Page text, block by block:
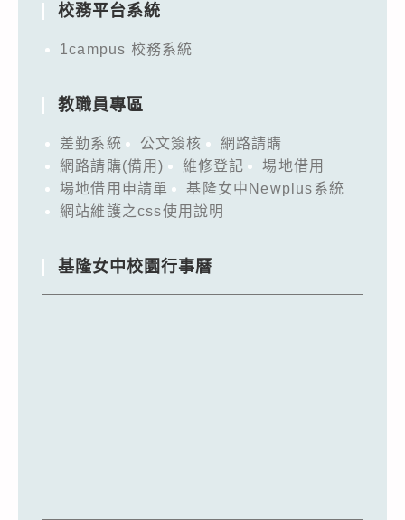
校務平台系統
1campus 校務系統
教職員專區
差勤系統 公文簽核
網路請購
網路請購(備用)
維修登記
場地借用
場地借用申請單
基隆女中Newplus系統
網站維護之css使用說明
基隆女中校園行事曆